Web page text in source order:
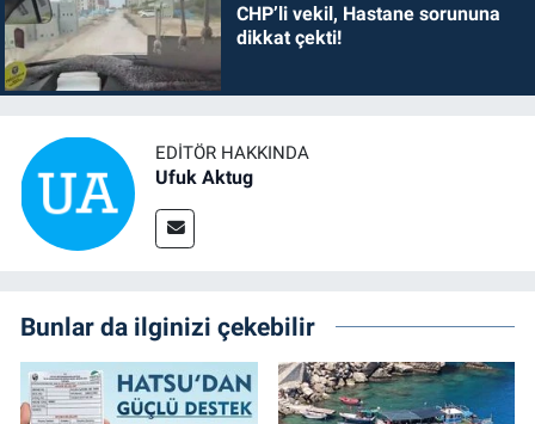
CHP’li vekil, Hastane sorununa
dikkat çekti!
EDITÖR HAKKINDA
Ufuk Aktug
Bunlar da ilginizi çekebilir